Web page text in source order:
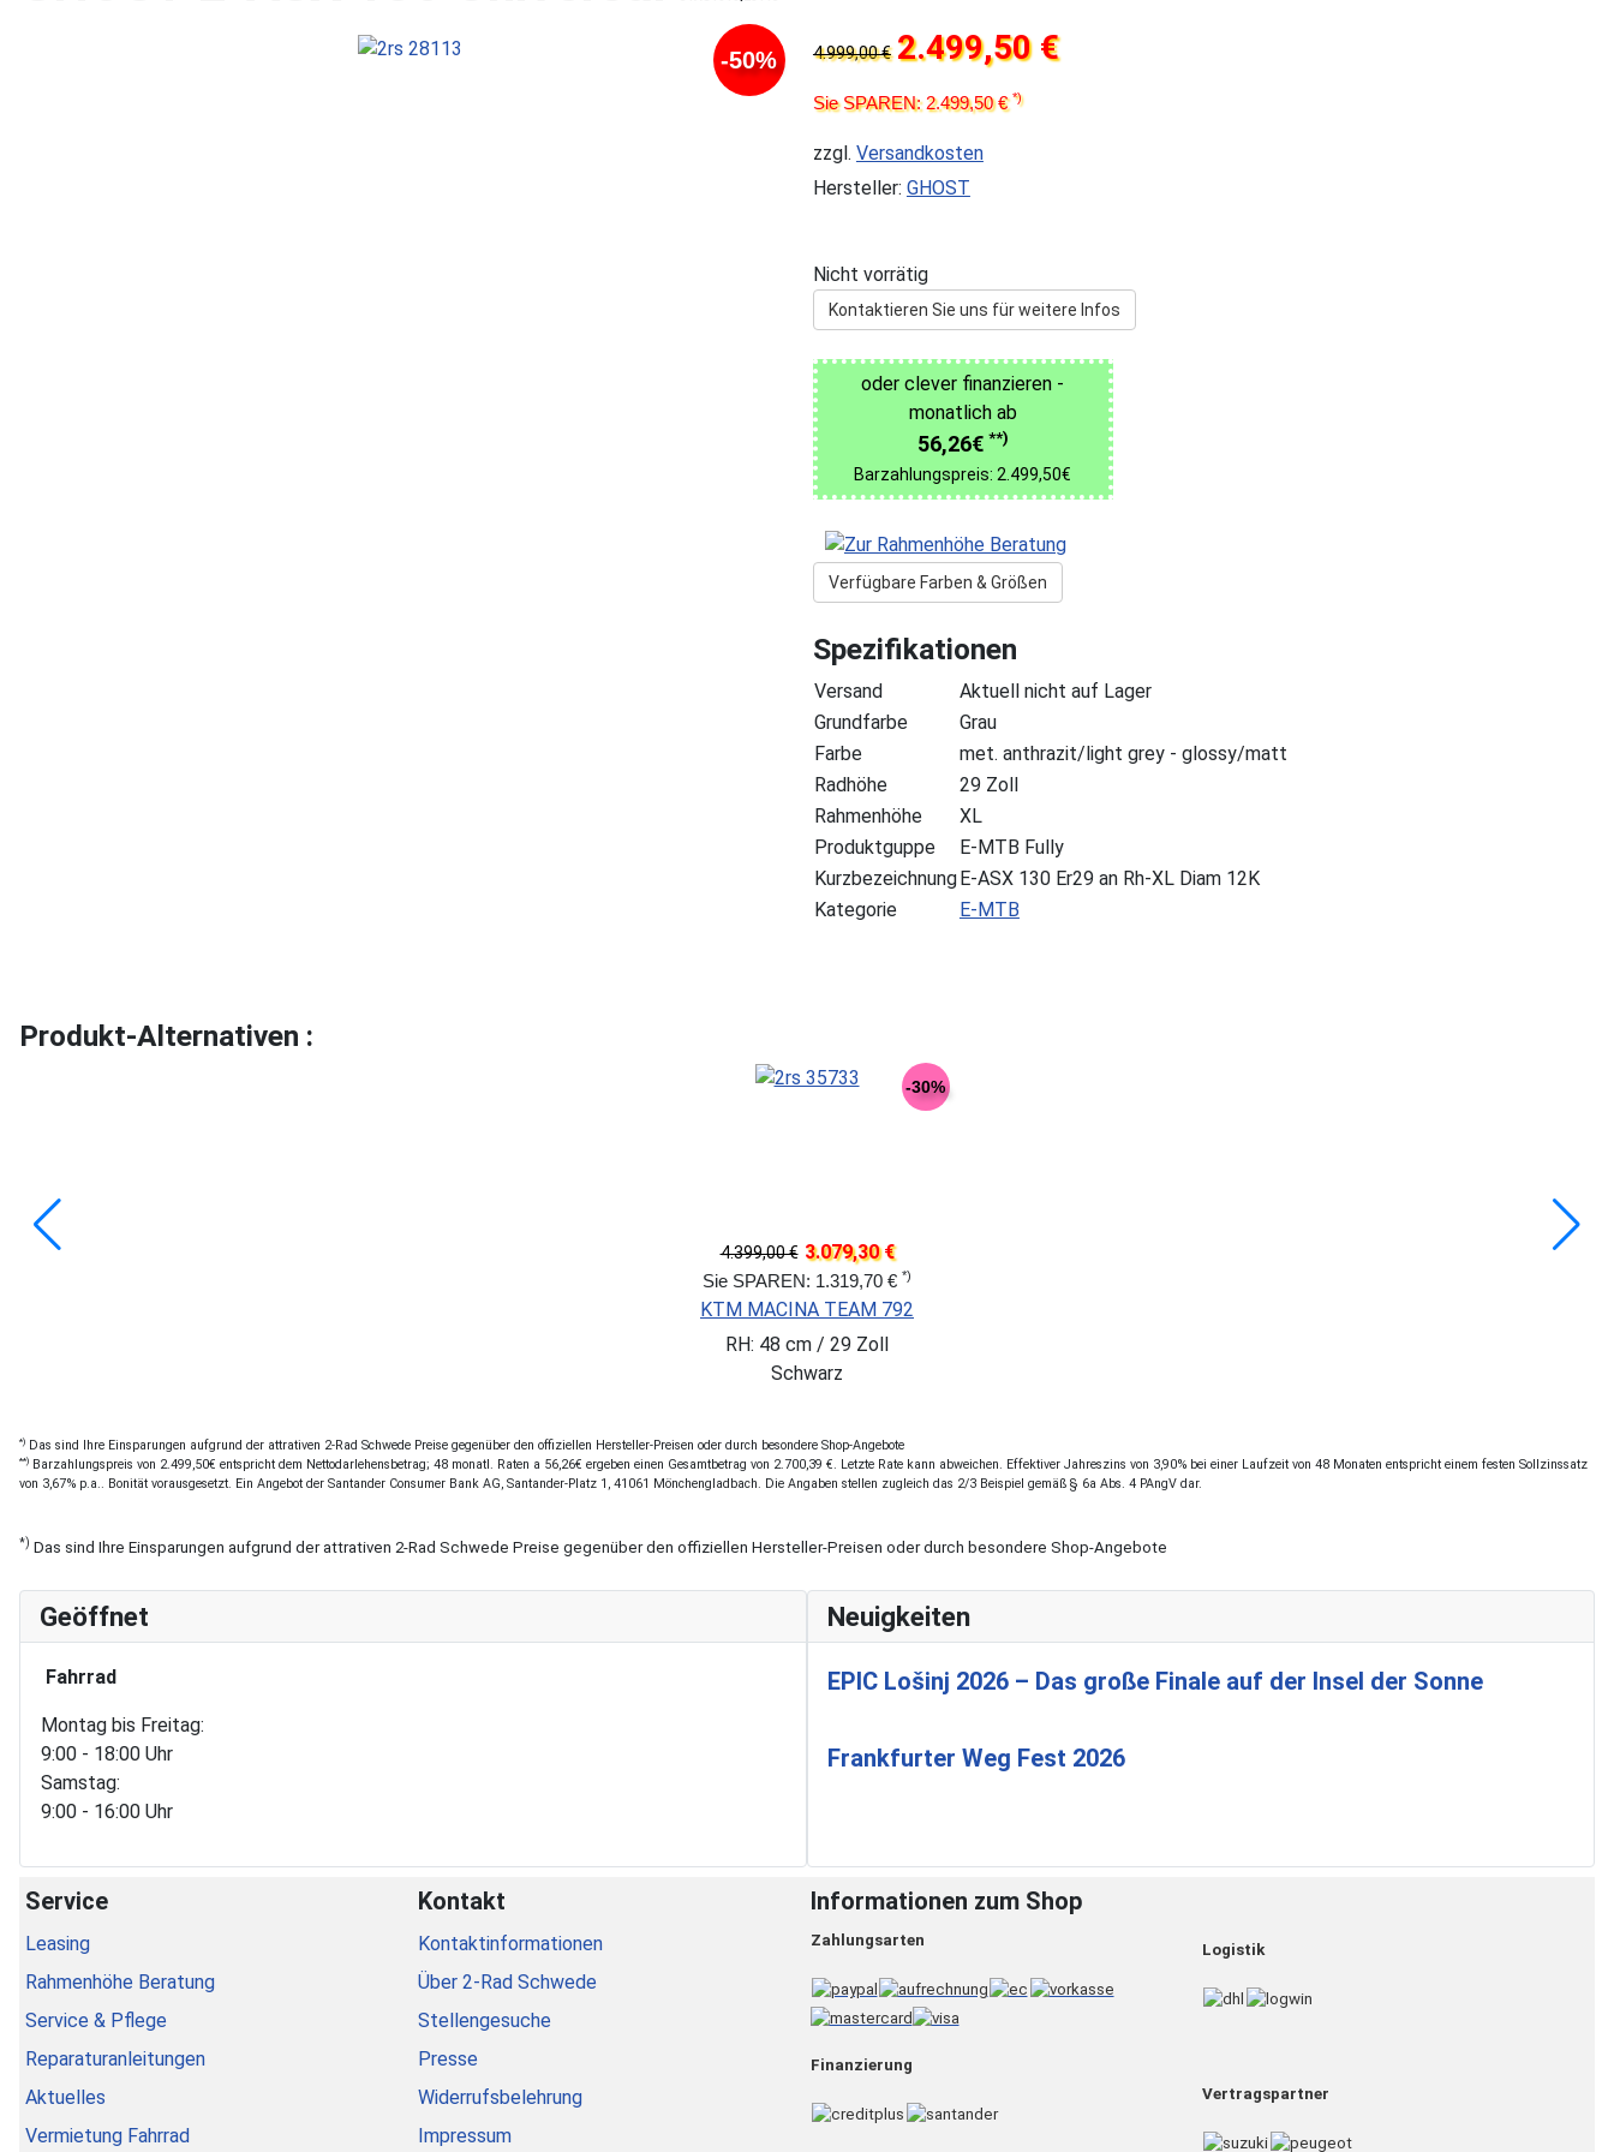
-50% 4.999,00 € 2.499,50 €
Sie SPAREN: 2.499,50 €*)
zzgl. Versandkosten
Hersteller: GHOST
Nicht vorrätig
Kontaktieren Sie uns für weitere Infos
oder clever finanzieren -
monatlich ab
56,26€ **)
Barzahlungspreis: 2.499,50€
Verfügbare Farben & Größen
Spezifikationen
Versand
Aktuell nicht auf Lager
Grundfarbe
Grau
Farbe
met. anthrazit/light grey - glossy/matt
Radhöhe
29 Zoll
Rahmenhöhe
XL
Produktguppe
E-MTB Fully
KurzbezeichnungE-ASX 130 Er29 an Rh-XL Diam 12K
Kategorie
E-MTB
Produkt-Alternativen :
-30%
4.399,00 € 3.079,30 €
Sie SPAREN: 1.319,70 € *)
KTM MACINA TEAM 792
RH: 48 cm / 29 Zoll
Schwarz
*) Das sind Ihre Einsparungen aufgrund der attrativen 2-Rad Schwede Preise gegenüber den offiziellen Hersteller-Preisen oder durch besondere Shop-Angebote
**) Barzahlungspreis von 2.499,50€ entspricht dem Nettodarlehensbetrag; 48 monatl. Raten a 56,26€ ergeben einen Gesamtbetrag von 2.700,39 €. Letzte Rate kann abweichen. Effektiver Jahreszins von 3,90% bei einer Laufzeit von 48 Monaten entspricht einem festen Sollzinssatz
von 3,67% p.a.. Bonität vorausgesetzt. Ein Angebot der Santander Consumer Bank AG, Santander-Platz 1, 41061 Mönchengladbach. Die Angaben stellen zugleich das 2/3 Beispiel gemäß § 6a Abs. 4 PAngV dar.
*) Das sind Ihre Einsparungen aufgrund der attrativen 2-Rad Schwede Preise gegenüber den offiziellen Hersteller-Preisen oder durch besondere Shop-Angebote
Geöffnet
Fahrrad
Montag bis Freitag:
9:00 - 18:00 Uhr
Samstag:
9:00 - 16:00 Uhr
Neuigkeiten
EPIC Lošinj 2026 – Das große Finale auf der Insel der Sonne
Frankfurter Weg Fest 2026
Service
Leasing
Rahmenhöhe Beratung
Service & Pflege
Reparaturanleitungen
Aktuelles
Vermietung Fahrrad
Kontakt
Kontaktinformationen
Über 2-Rad Schwede
Stellengesuche
Presse
Widerrufsbelehrung
Impressum
Informationen zum Shop
Zahlungsarten
Finanzierung
Logistik
Vertragspartner